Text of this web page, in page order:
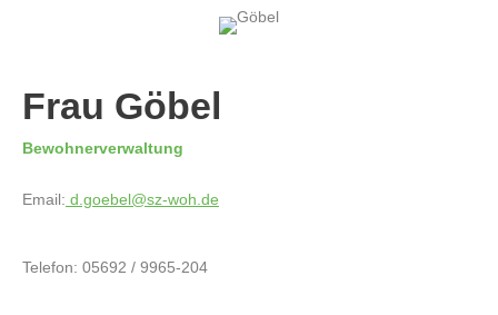
Frau Göbel
Bewohnerverwaltung
Email: d.goebel@sz-woh.de
Telefon: 05692 / 9965-204